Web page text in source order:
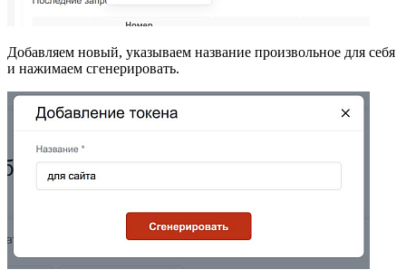
Добавляем новый, указываем название произвольное для себя
и нажимаем сгенерировать.